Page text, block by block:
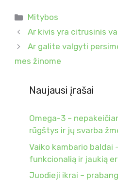
Kategorijos
Mitybos
Ar kivis yra citrusinis
Ar galite valgyti
mes žinome
Naujausi įrašai
Omega-3 –
rūgštys ir jų svarba
Vaiko kambario baldai
funkcionalią ir jaukią
Juodieji ikrai –